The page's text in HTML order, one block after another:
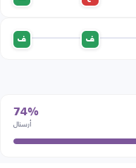
ف ف
74%
أرسنال